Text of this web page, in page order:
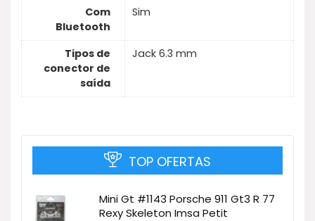
Com
Bluetooth
Sim
Tipos de
conector de
saída
Jack 6.3 mm
TOP OFERTAS
Mini Gt #1143 Porsche 911 Gt3 R 77
Rexy Skeleton Imsa Petit